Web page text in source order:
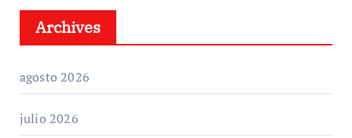
Archives
agosto 2026
julio 2026